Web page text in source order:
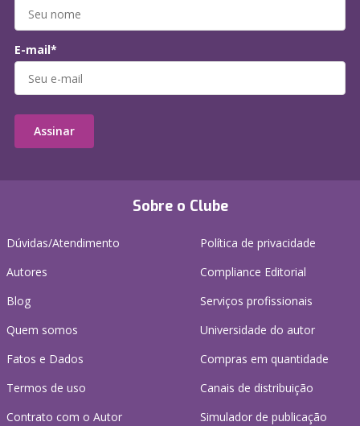
Sobre o Clube
Dúvidas/Atendimento
Autores
Blog
Quem somos
Fatos e Dados
Termos de uso
Contrato com o Autor
Política de privacidade
Compliance Editorial
Serviços profissionais
Universidade do autor
Compras em quantidade
Canais de distribuição
Simulador de publicação
E-mail*
Assinar